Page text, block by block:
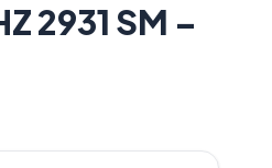
2931 SM –